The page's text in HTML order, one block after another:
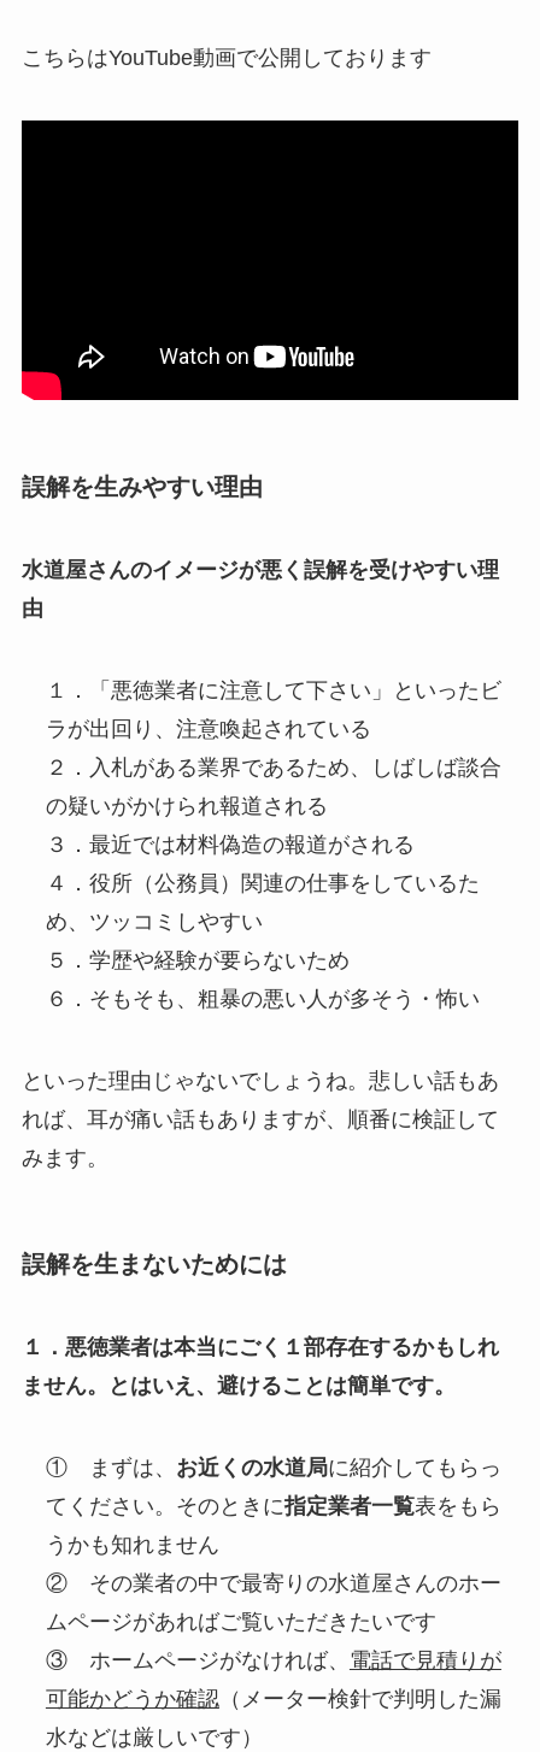
こちらはYouTube動画で公開しております
誤解を生みやすい理由
水道屋さんのイメージが悪く誤解を受けやすい理
由
１．「悪徳業者に注意して下さい」といったビ
ラが出回り、注意喚起されている
２．入札がある業界であるため、しばしば談合
の疑いがかけられ報道される
３．最近では材料偽造の報道がされる
４．役所（公務員）関連の仕事をしているた
め、ツッコミしやすい
５．学歴や経験が要らないため
６．そもそも、粗暴の悪い人が多そう・怖い
といった理由じゃないでしょうね。悲しい話もあ
れば、耳が痛い話もありますが、順番に検証して
みます。
誤解を生まないためには
１．悪徳業者は本当にごく１部存在するかもしれ
ません。とはいえ、避けることは簡単です。
① まずは、 お近くの水道局に紹介してもらっ
てください。そのときに指定業者一覧表をもら
うかも知れません
② その業者の中で最寄りの水道屋さんのホー
ムページがあればご覧いただきたいです
③ ホームページがなければ、 電話で見積りが
可能かどうか確認（メーター検針で判明した漏
水などは厳しいです）